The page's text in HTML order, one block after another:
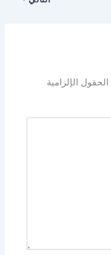
الحقول الإلزامية